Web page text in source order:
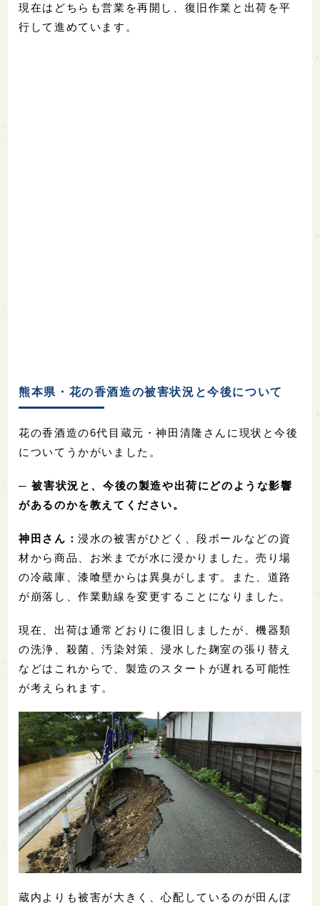
現在はどちらも営業を再開し、復旧作業と出荷を平
行して進めています。
熊本県・花の香酒造の被害状況と今後について
花の香酒造の6代目蔵元・神田清隆さんに現状と今後
についてうかがいました。
─ 被害状況と、今後の製造や出荷にどのような影響
があるのかを教えてください。
神田さん：浸水の被害がひどく、段ボールなどの資
材から商品、お米までが水に浸かりました。売り場
の冷蔵庫、漆喰壁からは異臭がします。また、道路
が崩落し、作業動線を変更することになりました。
現在、出荷は通常どおりに復旧しましたが、機器類
の洗浄、殺菌、汚染対策、浸水した麹室の張り替え
などはこれからで、製造のスタートが遅れる可能性
が考えられます。
蔵内よりも被害が大きく、心配しているのが田んぼ